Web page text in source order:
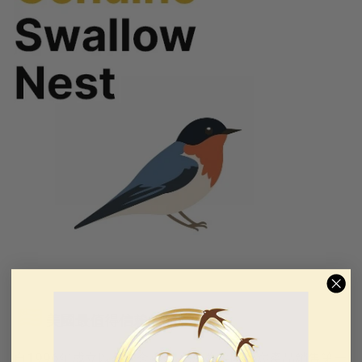
美國最值得信賴的品牌
自1996年成立以來，金燕窩 已成為美國燕窩產品銷售第一